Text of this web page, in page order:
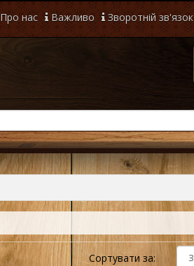
Про нас Важливо Зворотній зв'язок
Сортувати за: